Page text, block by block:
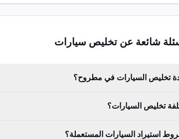
شائعة عن تخليص سيارات
تخليص السيارات في مطروح؟
تخليص السيارات؟
استيراد السيارات المستعملة؟